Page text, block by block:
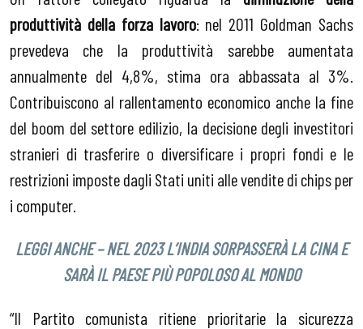
produttività della forza lavoro: nel 2011 Goldman Sachs
prevedeva che la produttività sarebbe aumentata
annualmente del 4,8%, stima ora abbassata al 3%.
Contribuiscono al rallentamento economico anche la fine
del boom del settore edilizio, la decisione degli investitori
stranieri di trasferire o diversificare i propri fondi e le
restrizioni imposte dagli Stati uniti alle vendite di chips per
i computer.
LEGGI ANCHE – NEL 2023 L’INDIA SORPASSERÀ LA CINA E
SARÀ IL PAESE PIÙ POPOLOSO AL MONDO
“Il Partito comunista ritiene prioritarie la sicurezza